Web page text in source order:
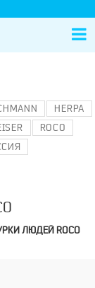
HERPA
ROCO
ЛЮДЕЙ ROCO